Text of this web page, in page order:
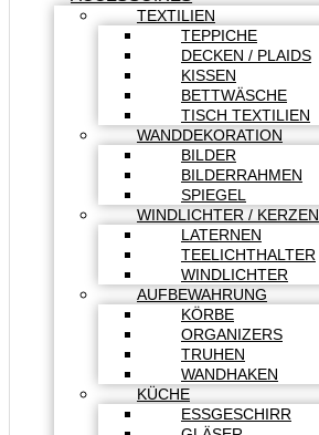
TEXTILIEN
TEPPICHE
DECKEN / PLAIDS
KISSEN
BETTWÄSCHE
TISCH TEXTILIEN
WANDDEKORATION
BILDER
BILDERRAHMEN
SPIEGEL
WINDLICHTER / KERZEN
LATERNEN
TEELICHTHALTER
WINDLICHTER
AUFBEWAHRUNG
KÖRBE
ORGANIZERS
TRUHEN
WANDHAKEN
KÜCHE
ESSGESCHIRR